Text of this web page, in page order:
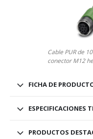
Cable PUR de
conector M12
FICHA DE
ESPECIFICACIONES
PRODUCTOS